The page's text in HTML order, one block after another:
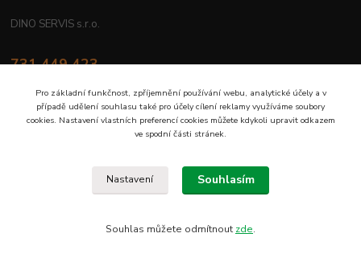
DINO SERVIS s.r.o.
731 449 423
prodejna@dinoservis.cz
Proč nakupovat u nás? Jsme na trhu již od roku 1990.
Pro základní funkčnost, zpříjemnění používání webu, analytické účely a v
případě udělení souhlasu také pro účely cílení reklamy využíváme soubory
cookies. Nastavení vlastních preferencí cookies můžete kdykoli upravit odkazem
ve spodní části stránek.
Nastavení Souhlasím
Souhlas můžete odmítnout zde.